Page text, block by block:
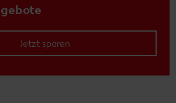
Jetzt sparen